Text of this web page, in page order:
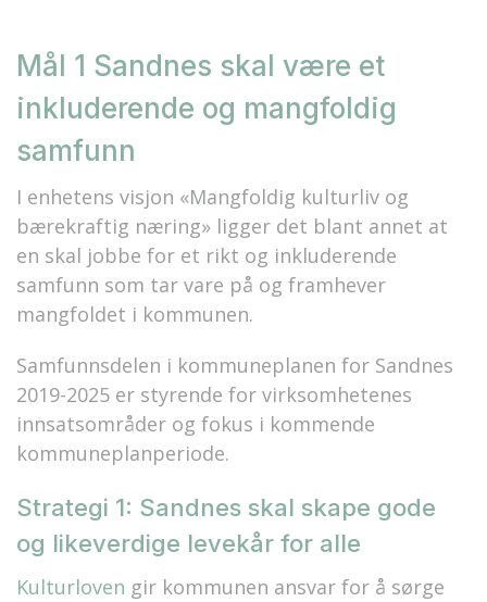
Mål 1 Sandnes skal være et
inkluderende og mangfoldig
samfunn
I enhetens visjon «Mangfoldig kulturliv og
bærekraftig næring» ligger det blant annet at
en skal jobbe for et rikt og inkluderende
samfunn som tar vare på og framhever
mangfoldet i kommunen.
Samfunnsdelen i kommuneplanen for Sandnes
2019-2025 er styrende for virksomhetenes
innsatsområder og fokus i kommende
kommuneplanperiode.
Strategi 1: Sandnes skal skape gode
og likeverdige levekår for alle
Kulturloven gir kommunen ansvar for å sørge